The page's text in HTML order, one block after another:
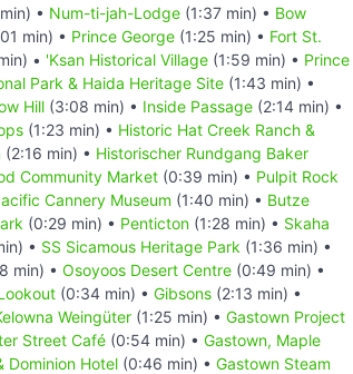
• Num-ti-jah-Lodge (1:37 min) • Bow
min) • Prince George (1:25 min) • Fort St.
• 'Ksan Historical Village (1:59 min) • Prince
Park & Haida Heritage Site (1:43 min) •
Hill (3:08 min) • Inside Passage (2:14 min) •
(1:23 min) • Historic Hat Creek Ranch &
(2:16 min) • Historischer Rundgang Baker
Community Market (0:39 min) • Pulpit Rock
Cannery Museum (1:40 min) • Butze
(0:29 min) • Penticton (1:28 min) • Skaha
• SS Sicamous Heritage Park (1:36 min) •
min) • Osoyoos Desert Centre (0:49 min) •
(0:34 min) • Gibsons (2:13 min) •
Weingüter (1:25 min) • Gastown Project
Street Café (0:54 min) • Gastown, Maple
Dominion Hotel (0:46 min) • Gastown Steam